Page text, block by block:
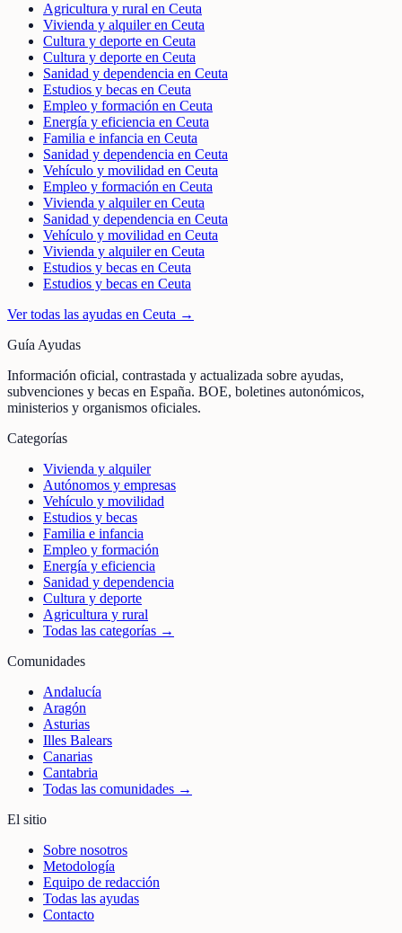
Agricultura y rural en Ceuta
Vivienda y alquiler en Ceuta
Cultura y deporte en Ceuta
Cultura y deporte en Ceuta
Sanidad y dependencia en Ceuta
Estudios y becas en Ceuta
Empleo y formación en Ceuta
Energía y eficiencia en Ceuta
Familia e infancia en Ceuta
Sanidad y dependencia en Ceuta
Vehículo y movilidad en Ceuta
Empleo y formación en Ceuta
Vivienda y alquiler en Ceuta
Sanidad y dependencia en Ceuta
Vehículo y movilidad en Ceuta
Vivienda y alquiler en Ceuta
Estudios y becas en Ceuta
Estudios y becas en Ceuta
Ver todas las ayudas en Ceuta →
Guía Ayudas
Información oficial, contrastada y actualizada sobre ayudas,
subvenciones y becas en España. BOE, boletines autonómicos,
ministerios y organismos oficiales.
Categorías
Vivienda y alquiler
Autónomos y empresas
Vehículo y movilidad
Estudios y becas
Familia e infancia
Empleo y formación
Energía y eficiencia
Sanidad y dependencia
Cultura y deporte
Agricultura y rural
Todas las categorías →
Comunidades
Andalucía
Aragón
Asturias
Illes Balears
Canarias
Cantabria
Todas las comunidades →
El sitio
Sobre nosotros
Metodología
Equipo de redacción
Todas las ayudas
Contacto